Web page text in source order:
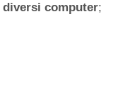
diversi computer;